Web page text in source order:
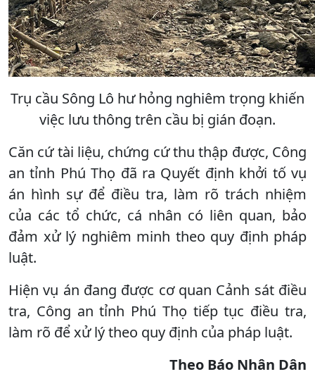
Trụ cầu Sông Lô hư hỏng nghiêm trọng khiến
việc lưu thông trên cầu bị gián đoạn.
Căn cứ tài liệu, chứng cứ thu thập được, Công
an tỉnh Phú Thọ đã ra Quyết định khởi tố vụ
án hình sự để điều tra, làm rõ trách nhiệm
của các tổ chức, cá nhân có liên quan, bảo
đảm xử lý nghiêm minh theo quy định pháp
luật.
Hiện vụ án đang được cơ quan Cảnh sát điều
tra, Công an tỉnh Phú Thọ tiếp tục điều tra,
làm rõ để xử lý theo quy định của pháp luật.
Theo Báo Nhân Dân